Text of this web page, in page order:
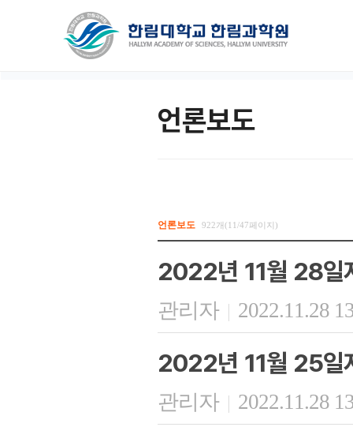
언론보도
언론보도 922개(11/47페이지)
2022년 11월 28일
관리자 | 2022.11.28
2022년 11월 25일
관리자 | 2022.11.28